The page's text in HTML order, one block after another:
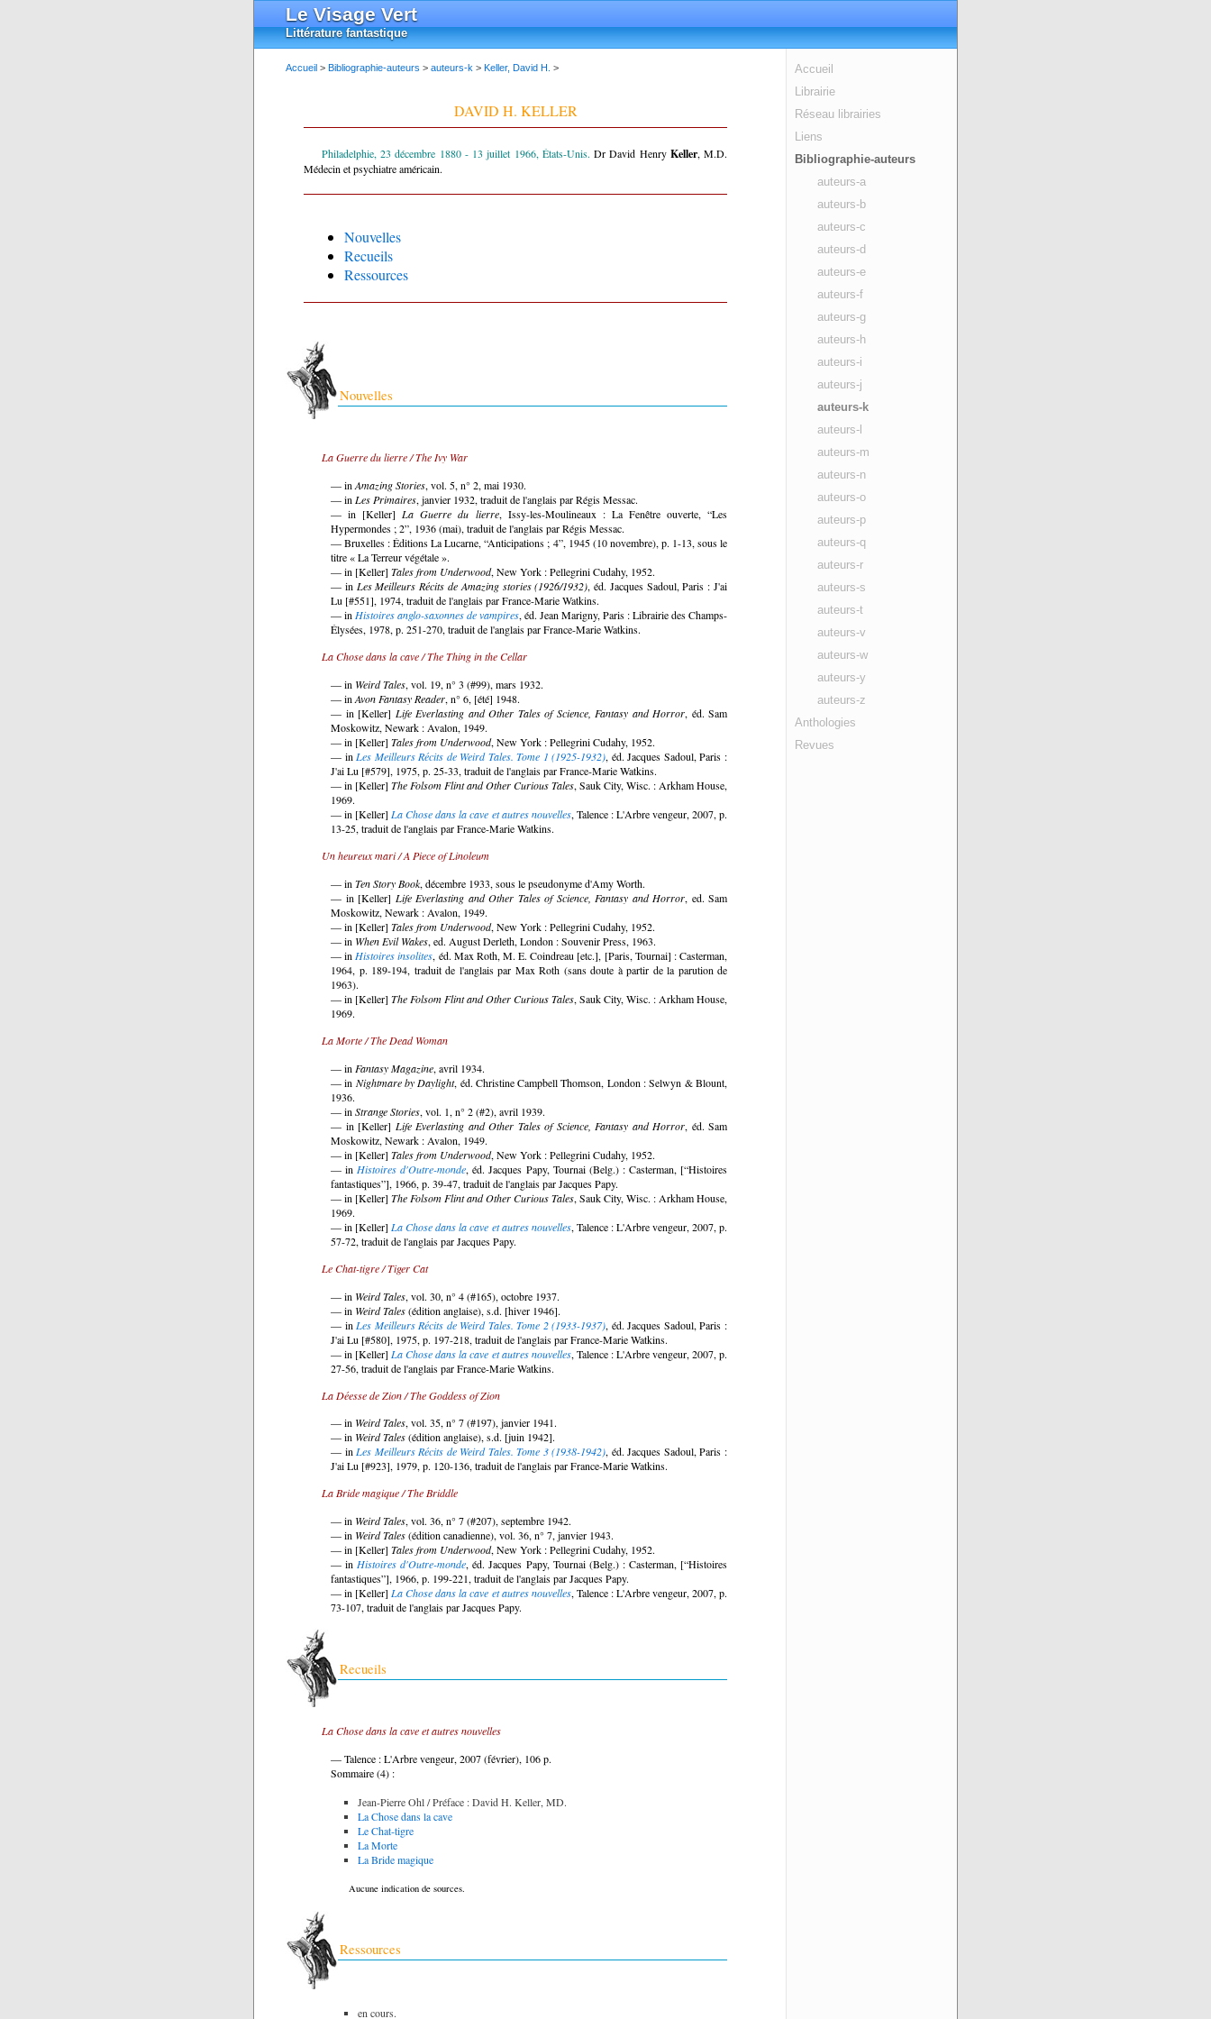
Le Visage Vert
Littérature fantastique
Accueil
Librairie
Réseau librairies
Liens
Bibliographie-auteurs
auteurs-a
auteurs-b
auteurs-c
auteurs-d
auteurs-e
auteurs-f
auteurs-g
auteurs-h
auteurs-i
auteurs-j
auteurs-k
auteurs-l
auteurs-m
auteurs-n
auteurs-o
auteurs-p
auteurs-q
auteurs-r
auteurs-s
auteurs-t
auteurs-v
auteurs-w
auteurs-y
auteurs-z
Anthologies
Revues
Accueil > Bibliographie-auteurs > auteurs-k > Keller, David H. >
DAVID H. KELLER
Philadelphie, 23 décembre 1880 - 13 juillet 1966, États-Unis. Dr David Henry Keller, M.D.
Médecin et psychiatre américain.
Nouvelles
Recueils
Ressources
Nouvelles
La Guerre du lierre / The Ivy War
— in Amazing Stories, vol. 5, n° 2, mai 1930.
— in Les Primaires, janvier 1932, traduit de l'anglais par Régis Messac.
— in [Keller] La Guerre du lierre, Issy-les-Moulineaux : La Fenêtre ouverte, “Les
Hypermondes ; 2”, 1936 (mai), traduit de l'anglais par Régis Messac.
— Bruxelles : Éditions La Lucarne, “Anticipations ; 4”, 1945 (10 novembre), p. 1-13, sous le
titre « La Terreur végétale ».
— in [Keller] Tales from Underwood, New York : Pellegrini Cudahy, 1952.
— in Les Meilleurs Récits de Amazing stories (1926/1932), éd. Jacques Sadoul, Paris : J'ai
Lu [#551], 1974, traduit de l'anglais par France-Marie Watkins.
— in Histoires anglo-saxonnes de vampires, éd. Jean Marigny, Paris : Librairie des Champs-
Élysées, 1978, p. 251-270, traduit de l'anglais par France-Marie Watkins.
La Chose dans la cave / The Thing in the Cellar
— in Weird Tales, vol. 19, n° 3 (#99), mars 1932.
— in Avon Fantasy Reader, n° 6, [été] 1948.
— in [Keller] Life Everlasting and Other Tales of Science, Fantasy and Horror, éd. Sam
Moskowitz, Newark : Avalon, 1949.
— in [Keller] Tales from Underwood, New York : Pellegrini Cudahy, 1952.
— in Les Meilleurs Récits de Weird Tales. Tome 1 (1925-1932), éd. Jacques Sadoul, Paris :
J'ai Lu [#579], 1975, p. 25-33, traduit de l'anglais par France-Marie Watkins.
— in [Keller] The Folsom Flint and Other Curious Tales, Sauk City, Wisc. : Arkham House,
1969.
— in [Keller] La Chose dans la cave et autres nouvelles, Talence : L'Arbre vengeur, 2007, p.
13-25, traduit de l'anglais par France-Marie Watkins.
Un heureux mari / A Piece of Linoleum
— in Ten Story Book, décembre 1933, sous le pseudonyme d'Amy Worth.
— in [Keller] Life Everlasting and Other Tales of Science, Fantasy and Horror, ed. Sam
Moskowitz, Newark : Avalon, 1949.
— in [Keller] Tales from Underwood, New York : Pellegrini Cudahy, 1952.
— in When Evil Wakes, ed. August Derleth, London : Souvenir Press, 1963.
— in Histoires insolites, éd. Max Roth, M. E. Coindreau [etc.], [Paris, Tournai] : Casterman,
1964, p. 189-194, traduit de l'anglais par Max Roth (sans doute à partir de la parution de
1963).
— in [Keller] The Folsom Flint and Other Curious Tales, Sauk City, Wisc. : Arkham House,
1969.
La Morte / The Dead Woman
— in Fantasy Magazine, avril 1934.
— in Nightmare by Daylight, éd. Christine Campbell Thomson, London : Selwyn & Blount,
1936.
— in Strange Stories, vol. 1, n° 2 (#2), avril 1939.
— in [Keller] Life Everlasting and Other Tales of Science, Fantasy and Horror, éd. Sam
Moskowitz, Newark : Avalon, 1949.
— in [Keller] Tales from Underwood, New York : Pellegrini Cudahy, 1952.
— in Histoires d'Outre-monde, éd. Jacques Papy, Tournai (Belg.) : Casterman, [“Histoires
fantastiques”], 1966, p. 39-47, traduit de l'anglais par Jacques Papy.
— in [Keller] The Folsom Flint and Other Curious Tales, Sauk City, Wisc. : Arkham House,
1969.
— in [Keller] La Chose dans la cave et autres nouvelles, Talence : L'Arbre vengeur, 2007, p.
57-72, traduit de l'anglais par Jacques Papy.
Le Chat-tigre / Tiger Cat
— in Weird Tales, vol. 30, n° 4 (#165), octobre 1937.
— in Weird Tales(édition anglaise), s.d. [hiver 1946].
— in Les Meilleurs Récits de Weird Tales. Tome 2 (1933-1937), éd. Jacques Sadoul, Paris :
J'ai Lu [#580], 1975, p. 197-218, traduit de l'anglais par France-Marie Watkins.
— in [Keller] La Chose dans la cave et autres nouvelles, Talence : L'Arbre vengeur, 2007, p.
27-56, traduit de l'anglais par France-Marie Watkins.
La Déesse de Zion / The Goddess of Zion
— in Weird Tales, vol. 35, n° 7 (#197), janvier 1941.
— in Weird Tales(édition anglaise), s.d. [juin 1942].
— inLes Meilleurs Récits de Weird Tales. Tome 3 (1938-1942), éd. Jacques Sadoul, Paris :
J'ai Lu [#923], 1979, p. 120-136, traduit de l'anglais par France-Marie Watkins.
La Bride magique / The Briddle
— in Weird Tales, vol. 36, n° 7 (#207), septembre 1942.
— in Weird Tales(édition canadienne), vol. 36, n° 7, janvier 1943.
— in [Keller] Tales from Underwood, New York : Pellegrini Cudahy, 1952.
— inHistoires d'Outre-monde, éd. Jacques Papy, Tournai (Belg.) : Casterman, [“Histoires
fantastiques”], 1966, p. 199-221, traduit de l'anglais par Jacques Papy.
— in [Keller]La Chose dans la cave et autres nouvelles, Talence : L'Arbre vengeur, 2007, p.
73-107, traduit de l'anglais par Jacques Papy.
Recueils
La Chose dans la cave et autres nouvelles
— Talence : L'Arbre vengeur, 2007 (février), 106 p.
Sommaire (4) :
Jean-Pierre Ohl / Préface : David H. Keller, MD.
La Chose dans la cave
Le Chat-tigre
La Morte
La Bride magique
Aucune indication de sources.
Ressources
en cours.